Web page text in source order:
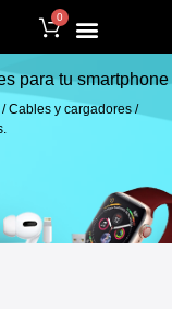
0
para tu smartphone
Cables y cargadores /